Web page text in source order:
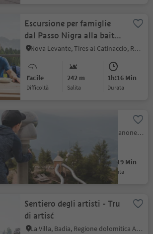
Escursione per famiglie
dal Passo Nigra alla baita
Messnerjoch
Nova Levante, Tires al Catinaccio, Regione dolomitica Alpe di Siusi
Facile
Difficoltà
242 m
Salita
1h:16 Min
durata
Parco del sole Gitschberg
Vallarga, Rio di Pusteria, Bressanone e dintorni
Facile
Difficoltà
98 m
Salita
0h:19 Min
durata
Sentiero degli artisti - Tru
di artisć
La Villa, Badia, Regione dolomitica Alta Badia